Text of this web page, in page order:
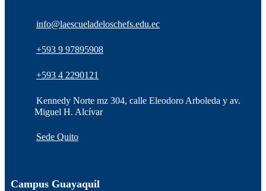
info@laescueladeloschefs.edu.ec
+593 9 97895908
+593 4 2290121
Kennedy Norte mz 304, calle Eleodoro Arboleda y av.
Miguel H. Alcívar
Sede Quito
Campus Guayaquil